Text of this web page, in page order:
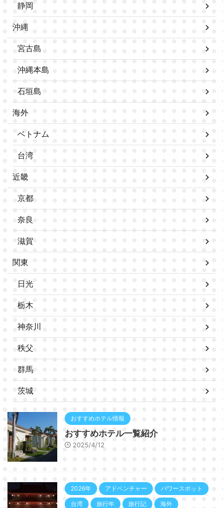
静岡
沖縄
宮古島
沖縄本島
石垣島
海外
ベトナム
台湾
近畿
京都
奈良
滋賀
関東
日光
栃木
神奈川
秩父
群馬
茨城
おすすめホテル情報
おすすめホテル一覧紹介
2025/4/12
2026年 アドベンチャー パワースポット
台湾 旅行年 旅行記 海外